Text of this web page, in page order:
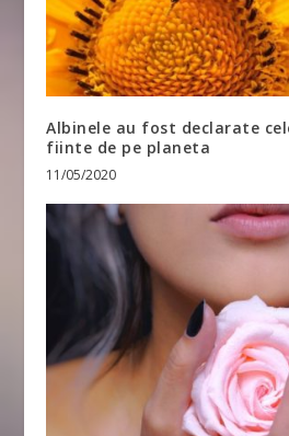
Albinele au fost declarate
fiinte de pe planeta
11/05/2020